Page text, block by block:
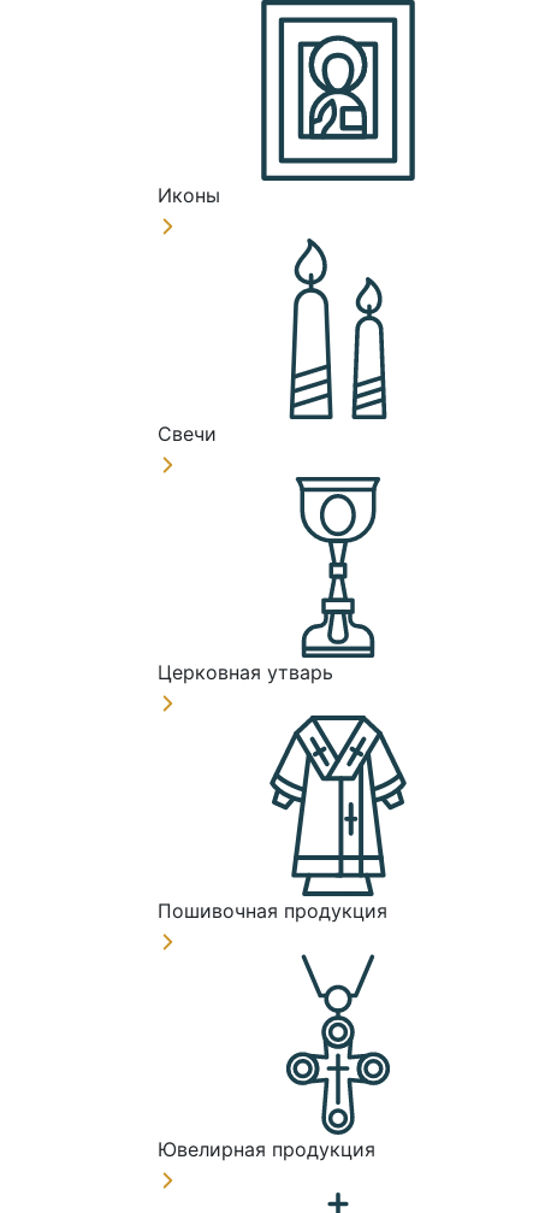
Иконы
Свечи
Церковная утварь
Пошивочная продукция
Ювелирная продукция